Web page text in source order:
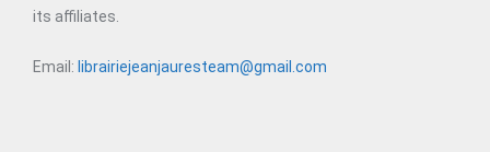
its affiliates.
Email: librairiejeanjauresteam@gmail.com